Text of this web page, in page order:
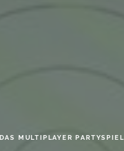
DAS MULTIPLAYER PARTYSPIEL